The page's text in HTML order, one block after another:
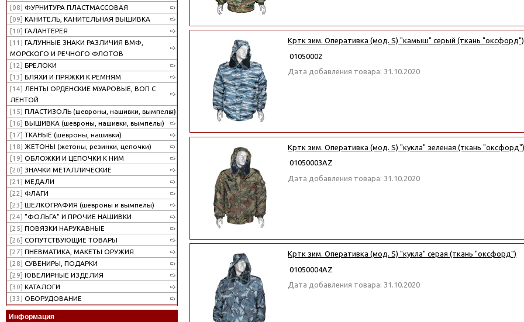
[08] ФУРНИТУРА ПЛАСТМАССОВАЯ
[09] КАНИТЕЛЬ, КАНИТЕЛЬНАЯ ВЫШИВКА
[10] ГАЛАНТЕРЕЯ
[11] ГАЛУННЫЕ ЗНАКИ РАЗЛИЧИЯ ВМФ,
МОРСКОГО И РЕЧНОГО ФЛОТОВ
[12] БРЕЛОКИ
[13] БЛЯХИ И ПРЯЖКИ К РЕМНЯМ
[14] ЛЕНТЫ ОРДЕНСКИЕ МУАРОВЫЕ, ВОП С
ЛЕНТОЙ
[15] ПЛАСТИЗОЛЬ (шевроны, нашивки, вымпелы)
[16] ВЫШИВКА (шевроны, нашивки, вымпелы)
[17] ТКАНЫЕ (шевроны, нашивки)
[18] ЖЕТОНЫ (жетоны, резинки, цепочки)
[19] ОБЛОЖКИ И ЦЕПОЧКИ К НИМ
[20] ЗНАЧКИ МЕТАЛЛИЧЕСКИЕ
[21] МЕДАЛИ
[22] ФЛАГИ
[23] ШЕЛКОГРАФИЯ (шевроны и вымпелы)
[24] "ФОЛЬГА" И ПРОЧИЕ НАШИВКИ
[25] ПОВЯЗКИ НАРУКАВНЫЕ
[26] СОПУТСТВУЮЩИЕ ТОВАРЫ
[27] ПНЕВМАТИКА, МАКЕТЫ ОРУЖИЯ
[28] СУВЕНИРЫ, ПОДАРКИ
[29] ЮВЕЛИРНЫЕ ИЗДЕЛИЯ
[30] КАТАЛОГИ
[33] ОБОРУДОВАНИЕ
Информация
Кртк зим. Оперативка (мод. S) "камыш" серый (ткань "оксфорд")
01050002
Дата добавления товара: 31.10.2020
Кртк зим. Оперативка (мод. S) "кукла" зеленая (ткань
01050003АZ
Дата добавления товара: 31.10.2020
Кртк зим. Оперативка (мод. S) "кукла" серая (ткань "оксфорд")
01050004АZ
Дата добавления товара: 31.10.2020